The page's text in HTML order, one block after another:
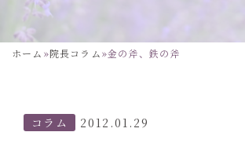
ホーム »院長コラム»金の斧、鉄の斧
コラム 2012.01.29